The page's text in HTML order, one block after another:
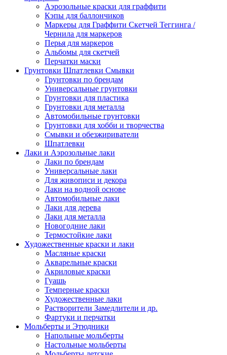
Аэрозольные краски для граффити
Кэпы для баллончиков
Маркеры для Граффити Скетчей Теггинга /
Чернила для маркеров
Перья для маркеров
Альбомы для скетчей
Перчатки маски
Грунтовки Шпатлевки Смывки
Грунтовки по брендам
Универсальные грунтовки
Грунтовки для пластика
Грунтовки для металла
Автомобильные грунтовки
Грунтовки для хобби и творчества
Смывки и обезжириватели
Шпатлевки
Лаки и Аэрозольные лаки
Лаки по брендам
Универсальные лаки
Для живописи и декора
Лаки на водной основе
Автомобильные лаки
Лаки для дерева
Лаки для металла
Новогодние лаки
Термостойкие лаки
Художественные краски и лаки
Масляные краски
Акварельные краски
Акриловые краски
Гуашь
Темперные краски
Художественные лаки
Растворители Замедлители и др.
Фартуки и перчатки
Мольберты и Этюдники
Напольные мольберты
Настольные мольберты